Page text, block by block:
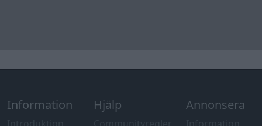
Tips och